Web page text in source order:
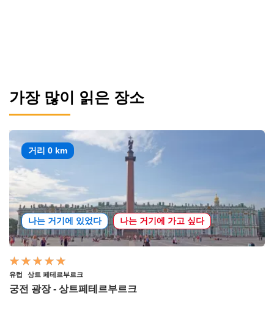
가장 많이 읽은 장소
거리 0 km
나는 거기에 있었다 나는 거기에 가고 싶다
유럽 상트 페테르부르크
궁전 광장 - 상트페테르부르크